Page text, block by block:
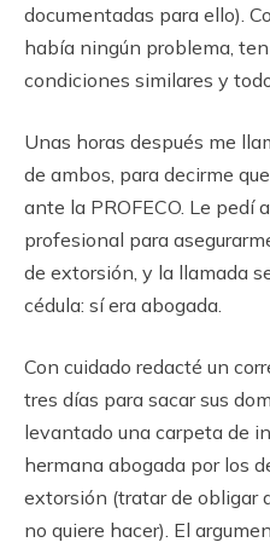
documentadas para ello).
había ningún problema,
condiciones similares y
Unas horas después me
de ambos, para decirme
ante la PROFECO. Le pedí
profesional para
de extorsión, y la llamada
cédula: sí era abogada.
Con cuidado redacté un
tres días para sacar sus
levantado una carpeta de
hermana abogada por los
extorsión (tratar de obligar
no quiere hacer). El